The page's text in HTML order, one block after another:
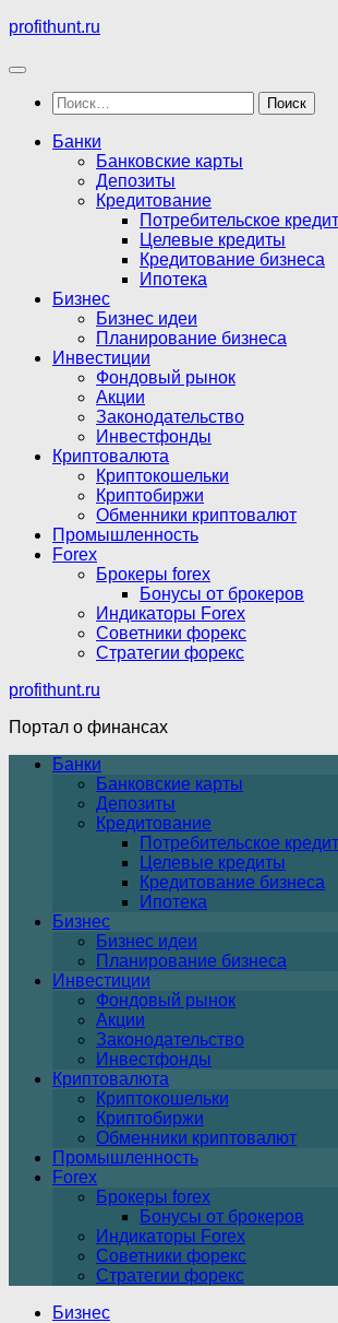
Перейти
содержимому
profithunt.ru
Найти:
Банки
Банковские карты
Депозиты
Кредитование
Потребительское
Целевые кредиты
Кредитование бизнеса
Ипотека
Бизнес
Бизнес идеи
Планирование бизнеса
Инвестиции
Фондовый рынок
Акции
Законодательство
Инвестфонды
Криптовалюта
Криптокошельки
Криптобиржи
Обменники криптовалют
Промышленность
Forex
Брокеры forex
Бонусы от брокеров
Индикаторы Forex
Советники форекс
Стратегии форекс
profithunt.ru
Портал о финансах
Банки
Банковские карты
Депозиты
Кредитование
Потребительское
Целевые кредиты
Кредитование бизнеса
Ипотека
Бизнес
Бизнес идеи
Планирование бизнеса
Инвестиции
Фондовый рынок
Акции
Законодательство
Инвестфонды
Криптовалюта
Криптокошельки
Криптобиржи
Обменники криптовалют
Промышленность
Forex
Брокеры forex
Бонусы от брокеров
Индикаторы Forex
Советники форекс
Стратегии форекс
Бизнес